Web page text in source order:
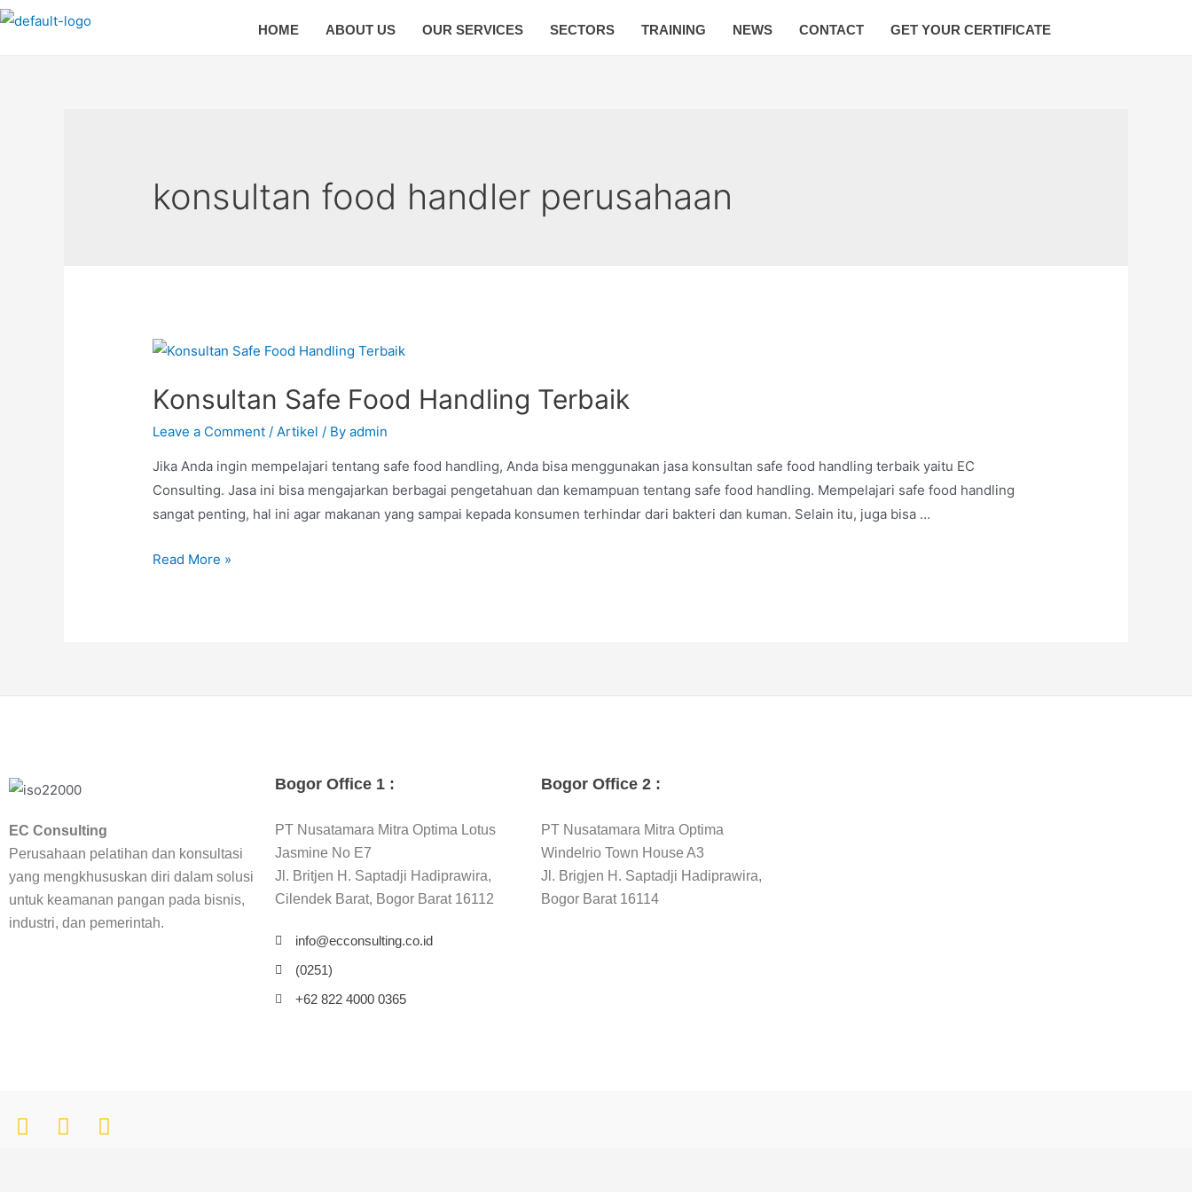
HOME ABOUT US OUR SERVICES SECTORS TRAINING NEWS CONTACT GET YOUR CERTIFICATE
konsultan food handler perusahaan
Konsultan Safe Food Handling Terbaik
Leave a Comment /Artikel / Byadmin
Jika Anda ingin mempelajari tentang safe food handling, Anda bisa menggunakan jasa konsultan safe food handling terbaik yaitu EC
Consulting. Jasa ini bisa mengajarkan berbagai pengetahuan dan kemampuan tentang safe food handling. Mempelajari safe food handling
sangat penting, hal ini agar makanan yang sampai kepada konsumen terhindar dari bakteri dan kuman. Selain itu, juga bisa …
Read More »
EC Consulting
Perusahaan pelatihan dan konsultasi
yang mengkhususkan diri dalam solusi
untuk keamanan pangan pada bisnis,
industri, dan pemerintah.
Bogor Office 1 :
PT Nusatamara Mitra Optima Lotus
Jasmine No E7
Jl. Britjen H. Saptadji Hadiprawira,
Cilendek Barat, Bogor Barat 16112
info@ecconsulting.co.id
(0251)
+62 822 4000 0365
Bogor Office 2 :
PT Nusatamara Mitra Optima
Windelrio Town House A3
Jl. Brigjen H. Saptadji Hadiprawira,
Bogor Barat 16114